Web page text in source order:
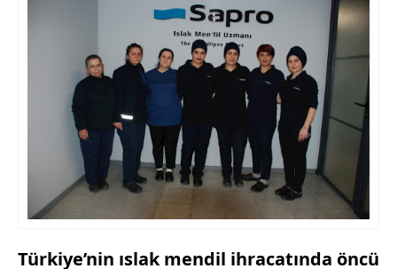
Türkiye’nin ıslak mendil ihracatında öncü